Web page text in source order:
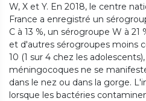
W, X et Y. En 2018, le centre
France a enregistré un
C à 13 %, un sérogroupe W à 21
et d'autres sérogroupes moins
10 (1 sur 4 chez les
méningocoques ne se
dans le nez ou dans la gorge.
lorsque les bactéries